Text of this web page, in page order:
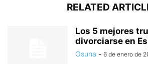
RELATED
Los 5 mejores
divorciarse en
Osuna - 6 de enero de